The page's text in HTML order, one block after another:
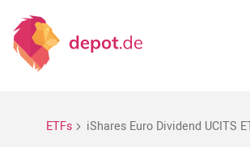
ETFs iShares Euro Dividend UCITS